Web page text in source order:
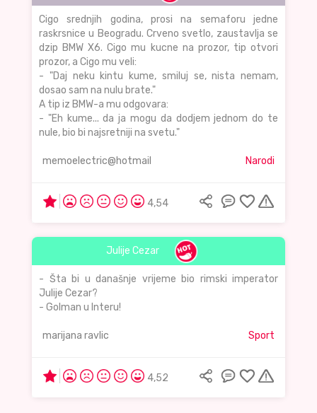
Cigo srednjih godina, prosi na semaforu jedne
raskrsnice u Beogradu. Crveno svetlo, zaustavlja se
dzip BMW X6. Cigo mu kucne na prozor, tip otvori
prozor, a Cigo mu veli:
- "Daj neku kintu kume, smiluj se, nista nemam,
dosao sam na nulu brate."
A tip iz BMW-a mu odgovara:
- "Eh kume... da ja mogu da dodjem jednom do te
nule, bio bi najsretniji na svetu."
memoelectric@hotmail Narodi
4,54
Julije Cezar
- Šta bi u današnje vrijeme bio rimski imperator
Julije Cezar?
- Golman u Interu!
marijana ravlic Sport
4,52